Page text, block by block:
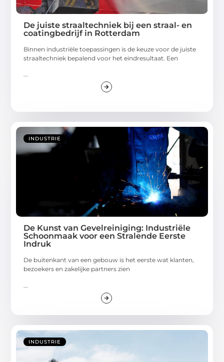
De juiste straaltechniek bij een straal- en
coatingbedrijf in Rotterdam
Binnen industriële toepassingen is de keuze voor de juiste
straaltechniek bepalend voor het eindresultaat. Een
...
INDUSTRIE
De Kunst van Gevelreiniging: Industriële
Schoonmaak voor een Stralende Eerste
Indruk
De buitenkant van een gebouw is het eerste wat klanten,
bezoekers en zakelijke partners zien
INDUSTRIE